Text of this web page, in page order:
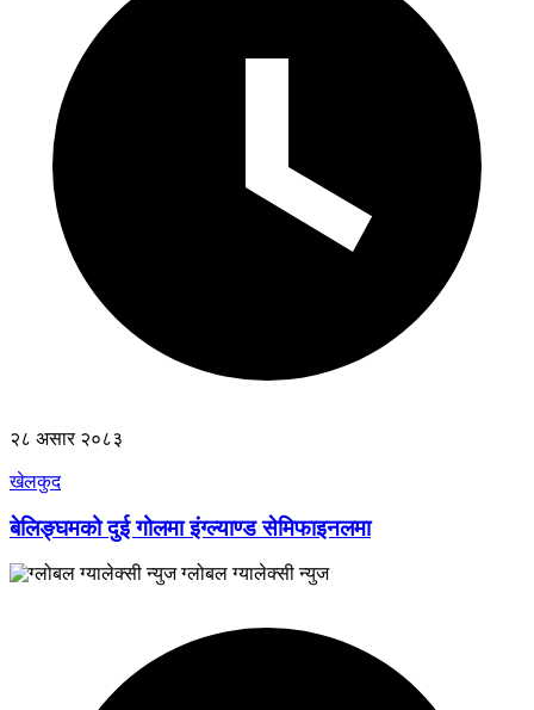
२८ असार २०८३
खेलकुद
बेलिङ्घमको दुई गोलमा इंग्ल्याण्ड सेमिफाइनलमा
ग्लोबल ग्यालेक्सी न्युज